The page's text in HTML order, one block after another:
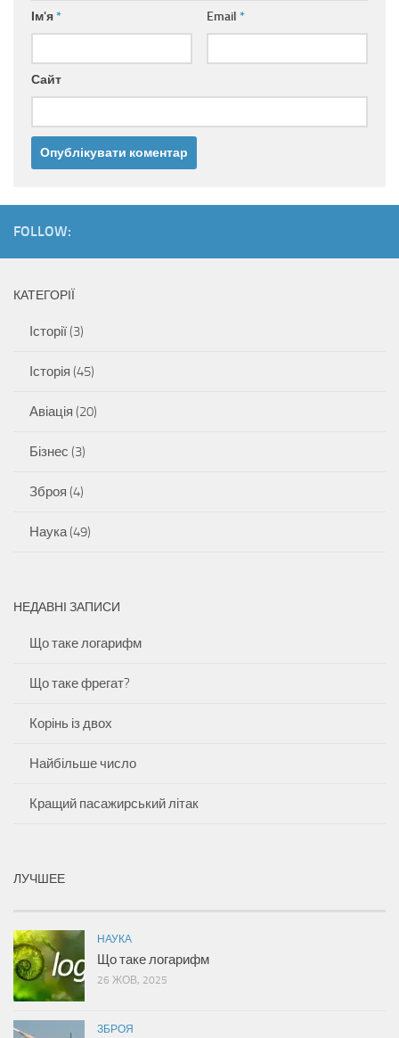
Ім'я* Email *
Сайт
FOLLOW:
КАТЕГОРІЇ
Історії(3)
Історія (45)
Авіація (20)
Бізнес (3)
Зброя (4)
Наука(49)
НЕДАВНІ ЗАПИСИ
Що таке логарифм
Що таке фрегат?
Корінь із двох
Найбільше число
Кращий пасажирський літак
ЛУЧШЕЕ
НАУКА
Що таке логарифм
26 ЖОВ, 2025
ЗБРОЯ